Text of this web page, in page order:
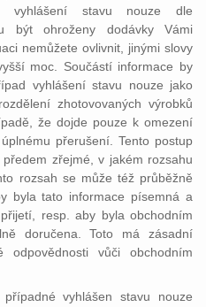
vyhlášení stavu nouze dle
být ohroženy dodávky Vámi
nemůžete ovlivnit, jinými slovy
moc. Součástí informace by
vyhlášení stavu nouze jako
zhotovovaných výrobků
že dojde pouze k omezení
přerušení. Tento postup
zřejmé, v jakém rozsahu
rozsah se může též průběžně
byla tato informace písemná a
resp. aby byla obchodním
doručena. Toto má zásadní
vůči obchodním
vyhlášen stavu nouze